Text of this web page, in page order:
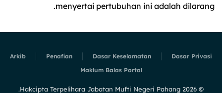
menyertai pertubuhan ini adalah dilarang.
Dasar Privasi
Dasar Keselamatan
Penafian
Arkib
Maklum Balas Portal
©
2026